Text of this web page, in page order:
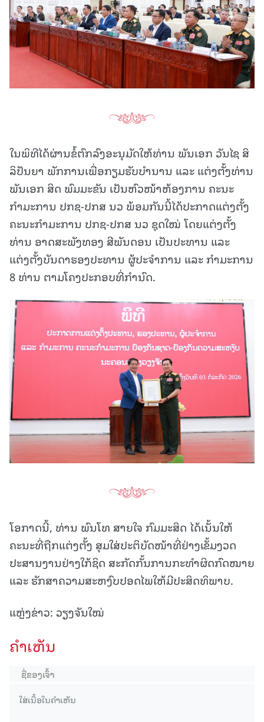
ໃນພິທີໄດ້ຜ່ານຂໍ້ຕົກລົງອະນຸມັດໃຫ້ທ່ານ ພັນເອກ ວັນໄຊ ສິ
ລິປັນຍາ ພັກການເພື່ອກຽມຮັບບຳນານ ແລະ ແຕ່ງຕັ້ງທ່ານ
ພັນເອກ ສິດ ພົມມະຂັນ ເປັນຫົວໜ້າຫ້ອງການ ຄະນະ
ກຳມະການ ປກຊ-ປກສ ນວ ພ້ອມກັນນີ້ໄດ້ປະກາດແຕ່ງຕັ້ງ
ຄະນະກຳມະການ ປກຊ-ປກສ ນວ ຊຸດໃໝ່ ໂດຍແຕ່ງຕັ້ງ
ທ່ານ ອາດສະພັງທອງ ສີພັນດອນ ເປັນປະທານ ແລະ
ແຕ່ງຕັ້ງບັນດາຮອງປະທານ ຜູ້ປະຈຳການ ແລະ ກຳມະການ
8 ທ່ານ ຕາມໂຄງປະກອບທີ່ກຳນົດ.
ໂອກາດນີ້, ທ່ານ ພົນໂທ ສາຍໃຈ ກົມມະສິດ ໄດ້ເນັ້ນໃຫ້
ຄະນະທີ່ຖືກແຕ່ງຕັ້ງ ສຸມໃສ່ປະຕິບັດໜ້າທີ່ຢ່າງເຂັ້ມງວດ
ປະສານງານຢ່າງໃກ້ຊິດ ສະກັດກັ້ນການກະທຳຜິດກົດໝາຍ
ແລະ ຮັກສາຄວາມສະຫງົບປອດໄພໃຫ້ມີປະສິດທິພາບ.
ແຫຼ່ງຂ່າວ: ວຽງຈັນໃໝ່
ຄໍາເຫັນ